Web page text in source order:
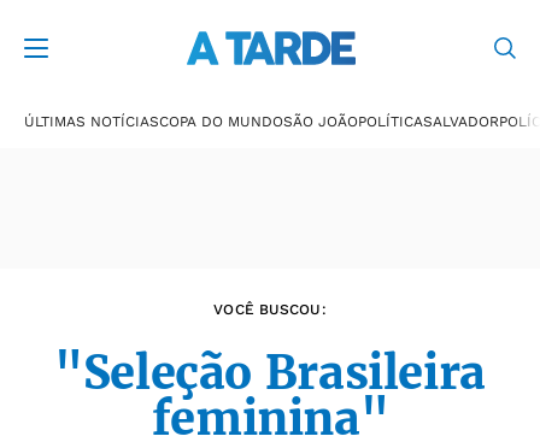
ÚLTIMAS NOTÍCIASCOPA DO MUNDOSÃO JOÃOPOLÍTICASALVADOR
VOCÊ BUSCOU:
"Seleção Brasileira
feminina"